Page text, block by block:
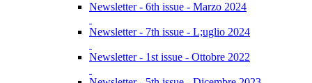
Newsletter - 6th issue - Marzo 2024
Newsletter - 7th issue - L;uglio 2024
Newsletter - 1st issue - Ottobre 2022